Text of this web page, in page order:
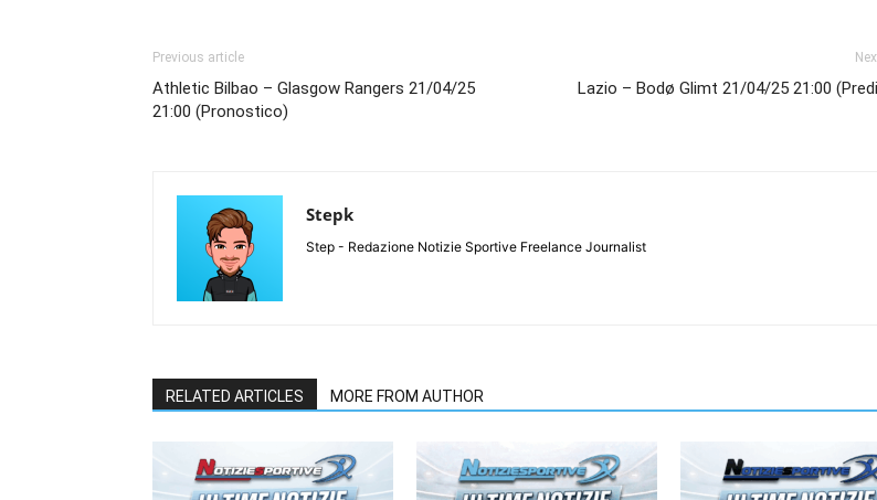
Previous article
Athletic Bilbao – Glasgow Rangers 21/04/25
21:00 (Pronostico)
Lazio – Bodø Glimt 21/04/25 21:00
Stepk
Step - Redazione Notizie Sportive Freelance Journalist
RELATED ARTICLES MORE FROM AUTHOR